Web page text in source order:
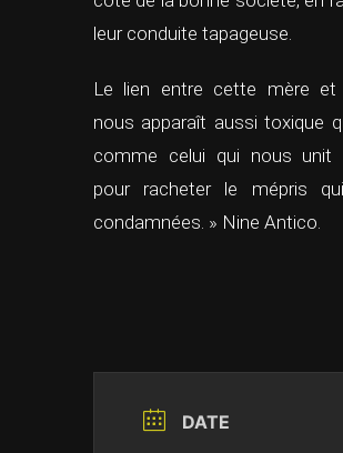
leur conduite tapageuse.
Le lien entre cette mère et
nous apparaît aussi toxique
comme celui qui nous unit
pour racheter le mépris
condamnées. » Nine Antico.
DATE